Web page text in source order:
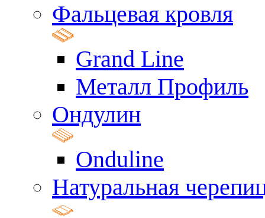
Фальцевая кровля
Grand Line
Металл Профиль
Ондулин
Onduline
Натуральная